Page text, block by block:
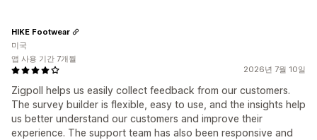
2026년 7월 10일
Zigpoll helps us easily collect feedback from our customers.
The survey builder is flexible, easy to use, and the insights help
us better understand our customers and improve their
experience. The support team has also been responsive and
HIKE Footwear
미국
앱 사용 기간 7개월